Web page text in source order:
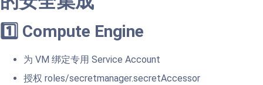
1️⃣ Compute Engine
为 VM 绑定专用 Service Account
授权 roles/secretmanager.secretAccessor